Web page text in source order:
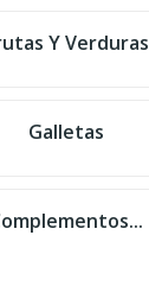
Y Verduras
Galletas